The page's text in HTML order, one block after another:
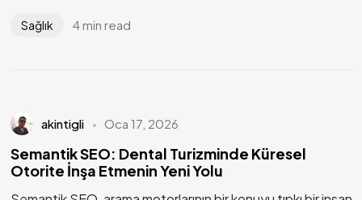
Sağlık 4 min read
akintigli Oca 17, 2026
Semantik SEO: Dental Turizminde Küresel
Otorite İnşa Etmenin Yeni Yolu
Made with Sosyal Zeplin Creative Solutions